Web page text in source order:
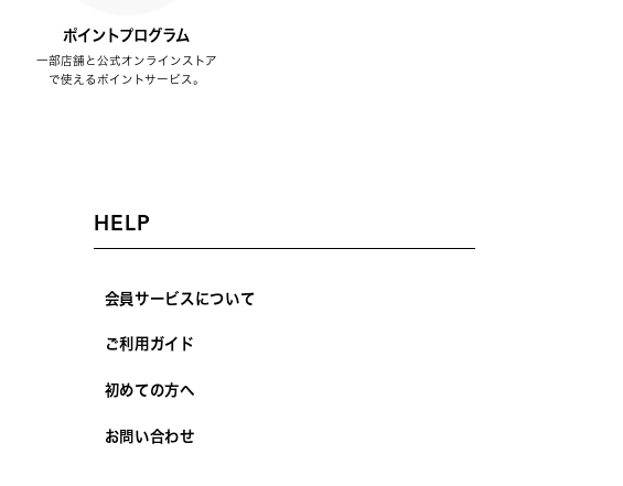
ポイントプログラム
一部店舗と公式オンラインストア
で使えるポイントサービス。
HELP
会員サービスについて
ご利用ガイド
初めての方へ
お問い合わせ